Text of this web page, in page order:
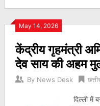
May 14, 2026
केंद्रीय गृहमंत्री
देव साय की अहम
By News Desk
दिल्ली में